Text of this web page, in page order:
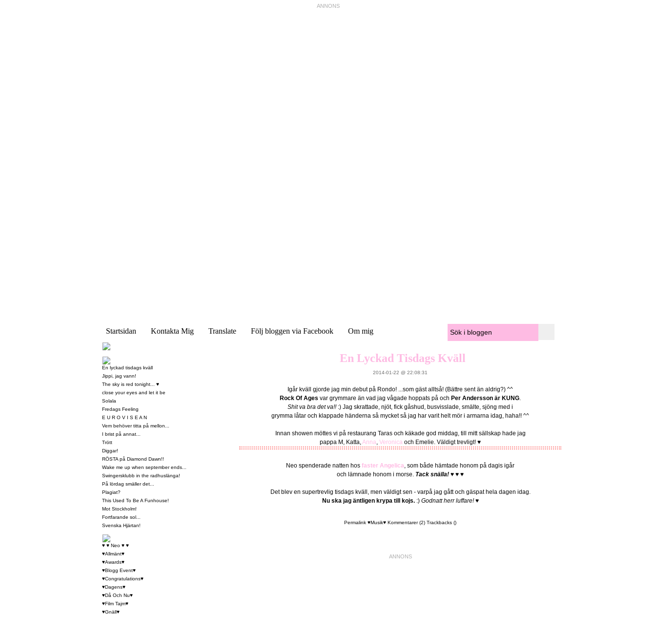
Startsidan Kontakta Mig Translate Följ bloggen via Facebook Om mig
En Lyckad Tisdags Kväll
2014-01-22 @ 22:08:31
Igår kväll gjorde jag min debut på Rondo! ...som gäst alltså! (Bättre sent än aldrig?) ^^
Rock Of Ages var grymmare än vad jag vågade hoppats på och Per Andersson är KUNG.
Shit va bra det va!!:) Jag skrattade, njöt, fick gåshud, busvisslade, smälte, sjöng med i
grymma låtar och klappade händerna så mycket så jag har varit helt mör i armarna idag, haha!! ^^
Innan showen möttes vi på restaurang Taras och käkade god middag, till mitt sällskap hade jag
pappa M, Katta,Anna, Veronica och Emelie. Väldigt trevligt! ♥
Neo spenderade natten hos faster Angelica, som både hämtade honom på dagis igår
och lämnade honom i morse. Tack snälla! ♥ ♥ ♥
Det blev en supertrevlig tisdags kväll, men väldigt sen - varpå jag gått och gäspat hela dagen idag.
Nu ska jag äntligen krypa till kojs.:) Godnatt herr luffare!♥
Permalink ♥Musik♥ Kommentarer (2) Trackbacks ()
En lyckad tisdags kväll
Jippi, jag vann!
The sky is red tonight... ♥
close your eyes and let it be
Solala
Fredags Feeling
E U R O V I S E A N
Vem behöver titta på mellon...
I brist på annat...
Trött
Diggar!
RÖSTA på Diamond Dawn!!
Wake me up when september ends...
Swingersklubb in the radhuslänga!
På lördag smäller det...
Plagiat?
This Used To Be A Funhouse!
Mot Stockholm!
Fortfarande sol...
Svenska Hjärtan!
♥ ♥ Neo ♥ ♥
♥Allmänt♥
♥Awards♥
♥Blogg Event♥
♥Congratulations♥
♥Dagens♥
♥Då Och Nu♥
♥Film Tajm♥
♥Gnäll♥